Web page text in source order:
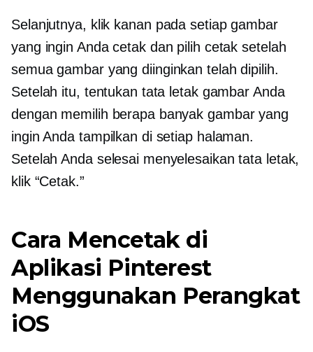
Selanjutnya, klik kanan pada setiap gambar
yang ingin Anda cetak dan pilih cetak setelah
semua gambar yang diinginkan telah dipilih.
Setelah itu, tentukan tata letak gambar Anda
dengan memilih berapa banyak gambar yang
ingin Anda tampilkan di setiap halaman.
Setelah Anda selesai menyelesaikan tata letak,
klik “Cetak.”
Cara Mencetak di
Aplikasi Pinterest
Menggunakan Perangkat
iOS